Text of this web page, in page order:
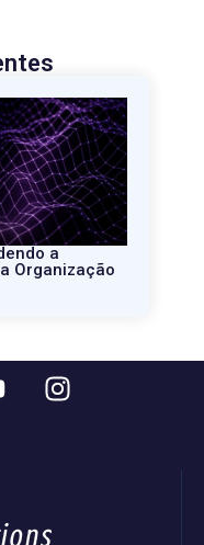
a
Organização